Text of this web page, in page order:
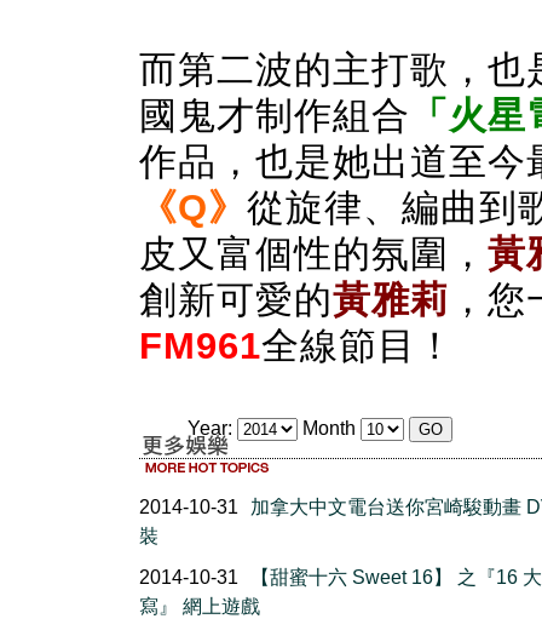
而第二波的主打歌，也
國 鬼才制作組合 「火
作品，也是她出道至
《Q》 從旋律、編曲到
皮又富個性的氛圍， 黃
創新可愛的黃雅莉 ，
FM961全線節目！
Year: Month
2014-10-31
加拿大中文電台送你宮崎駿動畫
裝
2014-10-31
【甜蜜十六 Sweet 16】 之『16
寫』 網上遊戲